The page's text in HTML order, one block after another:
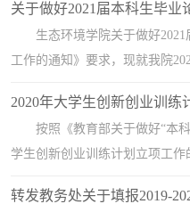
关于做好2021届本科生毕业
生态环境学院关于做好
工作的通知》要求，现就我院
2020年大学生创新创业训练
按照《教育部关于做好“本
学生创新创业训练计划立项工
转发教务处关于填报2019-